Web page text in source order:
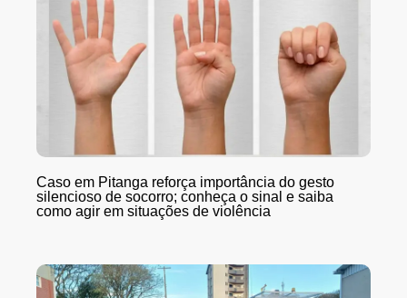
Caso em Pitanga reforça importância do gesto
silencioso de socorro; conheça o sinal e saiba
como agir em situações de violência